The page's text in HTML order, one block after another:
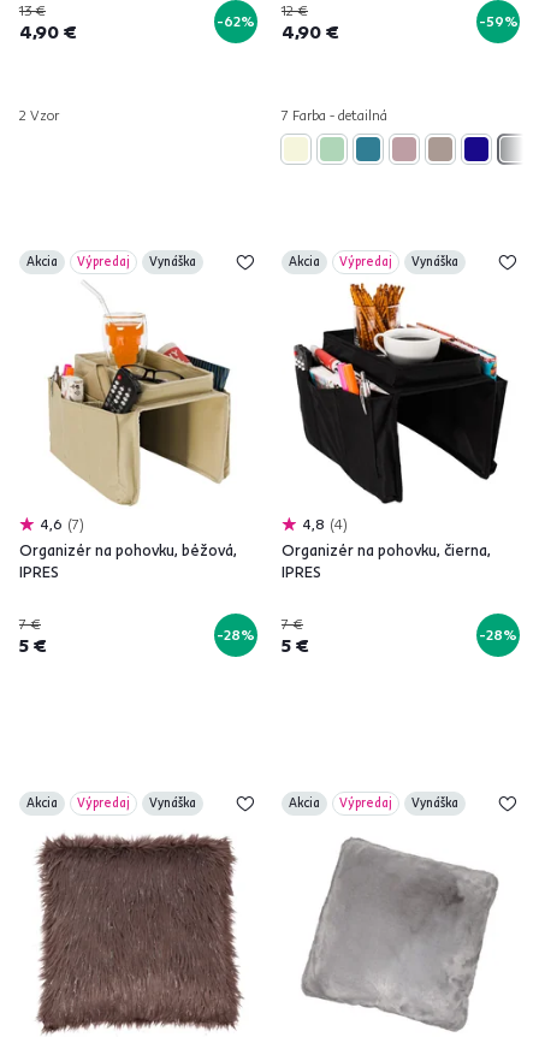
13 €
4,90 € -62%
2 Vzor
12 €
4,90 € -59%
7 Farba - detailná
Akcia Výpredaj Vynáška
4,6 7
Organizér na pohovku, béžová,
IPRES
7 €
5 € -28%
Akcia Výpredaj Vynáška
4,8 4
Organizér na pohovku, čierna,
IPRES
7 €
5 € -28%
Akcia Výpredaj Vynáška Akcia Výpredaj Vynáška